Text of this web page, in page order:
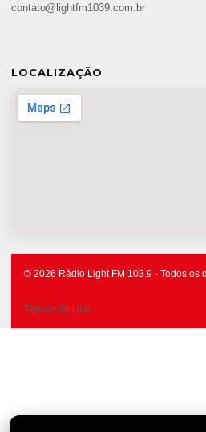
contato@lightfm1039.com.br
LOCALIZAÇÃO
© 2026 Rádio Light FM 103.9 - Todos os
Termos de Uso